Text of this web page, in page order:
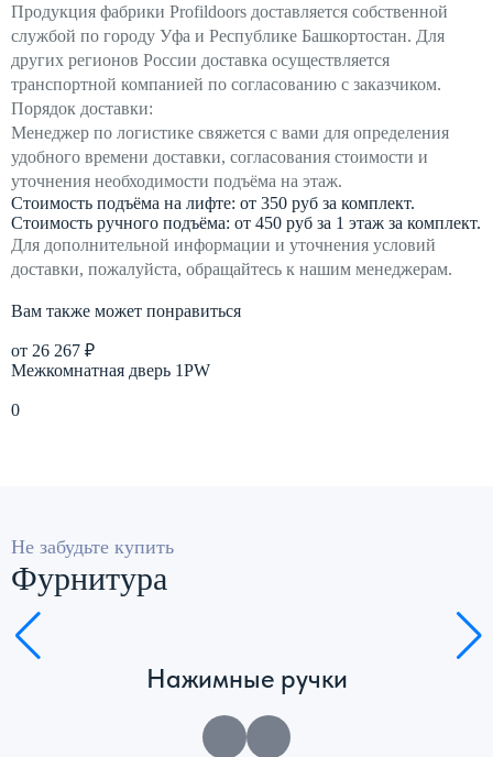
Продукция фабрики Profildoors доставляется собственной
службой по городу Уфа и Республике Башкортостан. Для
других регионов России доставка осуществляется
транспортной компанией по согласованию с заказчиком.
Порядок доставки:
Менеджер по логистике свяжется с вами для определения
удобного времени доставки, согласования стоимости и
уточнения необходимости подъёма на этаж.
Стоимость подъёма на лифте: от 350 руб за комплект.
Стоимость ручного подъёма: от 450 руб за 1 этаж за комплект.
Для дополнительной информации и уточнения условий
доставки, пожалуйста, обращайтесь к нашим менеджерам.
Вам также может понравиться
от 26 267 ₽
Межкомнатная дверь 1PW
0
Не забудьте купить
Фурнитура
Нажимные ручки